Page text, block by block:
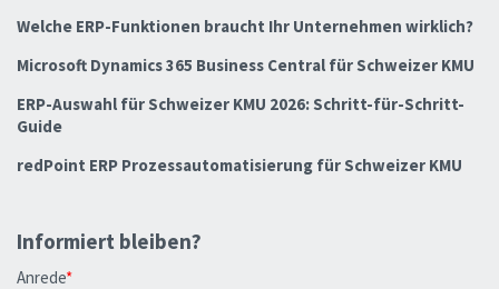
Welche ERP-Funktionen braucht Ihr Unternehmen wirklich?
Microsoft Dynamics 365 Business Central für Schweizer KMU
ERP-Auswahl für Schweizer KMU 2026: Schritt-für-Schritt-
Guide
redPoint ERP Prozessautomatisierung für Schweizer KMU
Informiert bleiben?